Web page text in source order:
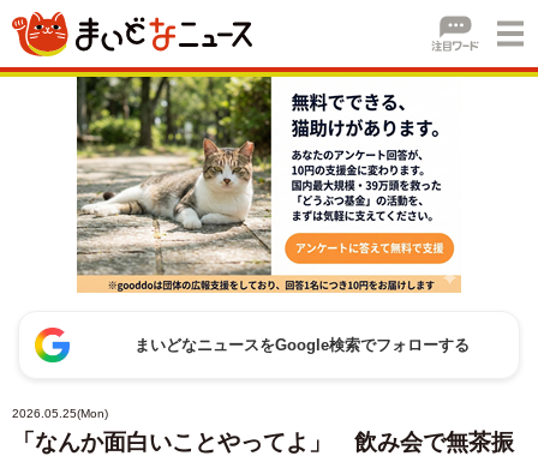
まいどなニュースをGoogle検索でフォローする
2026.05.25(Mon)
「なんか面白いことやってよ」 飲み会で無茶振